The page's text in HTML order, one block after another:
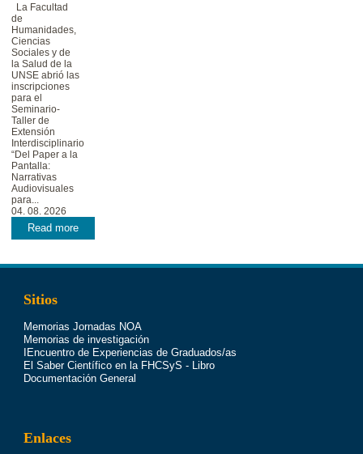
La Facultad
de
Humanidades,
Ciencias
Sociales y de
la Salud de la
UNSE abrió las
inscripciones
para el
Seminario-
Taller de
Extensión
Interdisciplinario
“Del Paper a la
Pantalla:
Narrativas
Audiovisuales
para...
04. 08. 2026
Read more
Sitios
Memorias Jornadas NOA
Memorias de investigación
IEncuentro de Experiencias de Graduados/as
El Saber Científico en la FHCSyS - Libro
Documentación General
Enlaces